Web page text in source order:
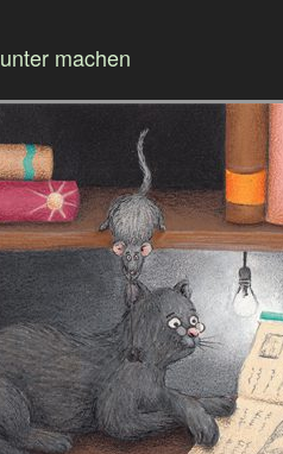
machen